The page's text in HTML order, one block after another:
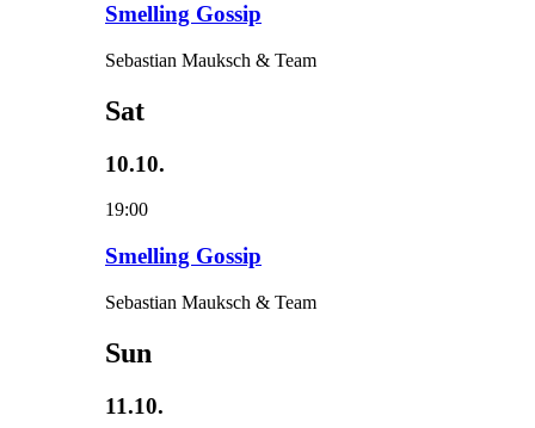
Smelling Gossip
Sebastian Mauksch & Team
Sat
10.10.
19:00
Smelling Gossip
Sebastian Mauksch & Team
Sun
11.10.